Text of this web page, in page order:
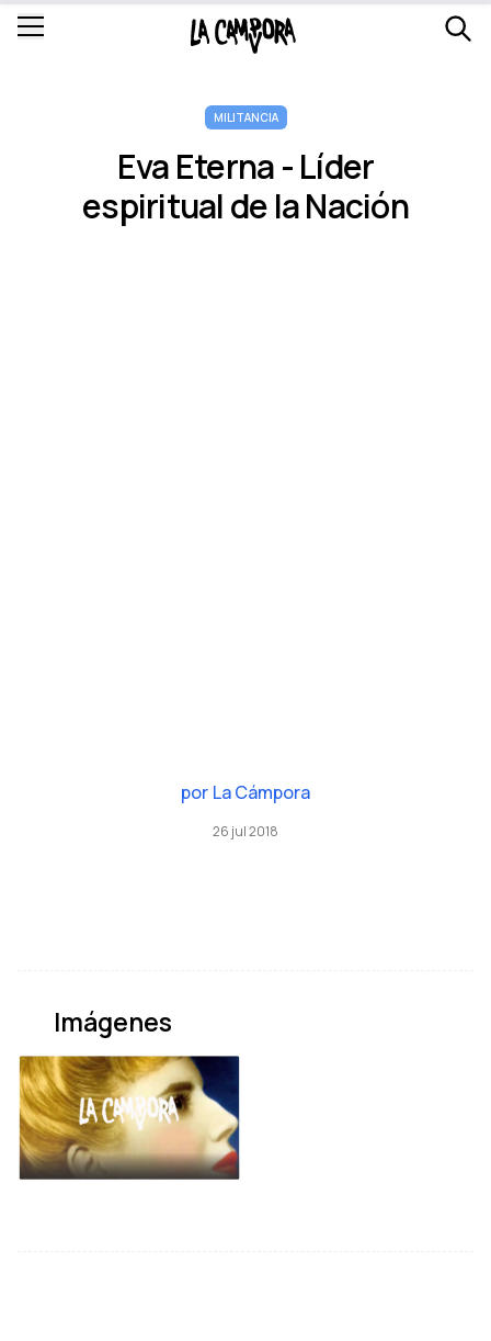
MILITANCIA
Eva Eterna - Lí­der
espiritual de la Nación
por La Cámpora
26 jul 2018
Imágenes